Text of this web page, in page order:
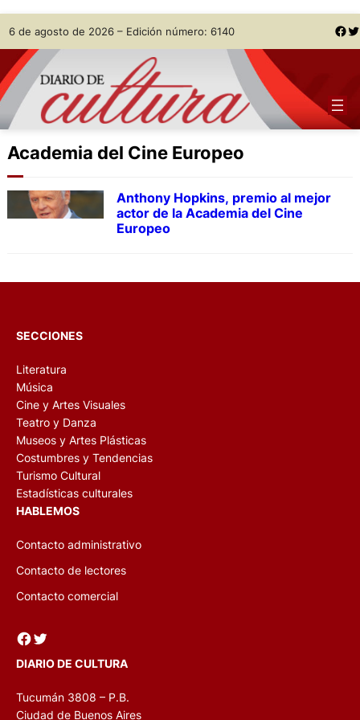
Skip
to
content
6 de agosto de 2026 – Edición número: 6140 Facebook Twitter
Academia del Cine Europeo
Anthony Hopkins, premio al mejor
actor de la Academia del Cine
Europeo
SECCIONES
Literatura
Música
Cine y Artes Visuales
Teatro y Danza
Museos y Artes Plásticas
Costumbres y Tendencias
Turismo Cultural
Estadísticas culturales
HABLEMOS
Contacto administrativo
Contacto de lectores
Contacto comercial
Facebook Twitter
DIARIO DE CULTURA
Tucumán 3808 – P.B.
Ciudad de Buenos Aires